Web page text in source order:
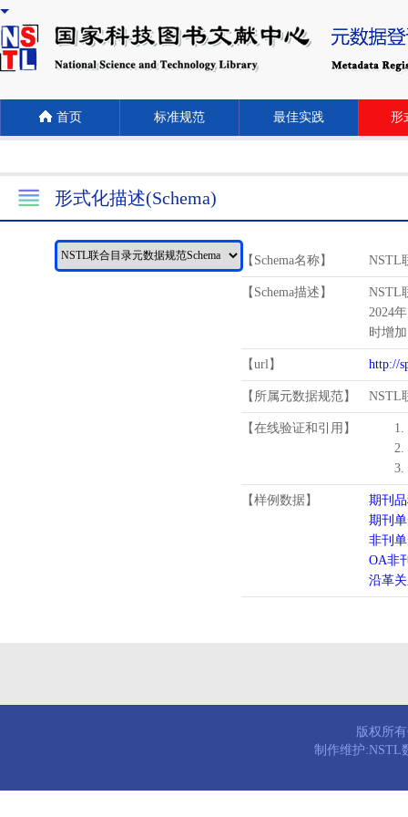
首页 标准规范 最佳实践 形
形式化描述(Schema)
【Schema名称】 NSTL
【Schema描述】
NSTL
2024
时增
【url】 http://
【所属元数据规范】 NSTL
【在线验证和引用】
1.
2.
3.
【样例数据】
期刊
期刊
非刊
OA非
沿革
版权所
制作维护:NSTL